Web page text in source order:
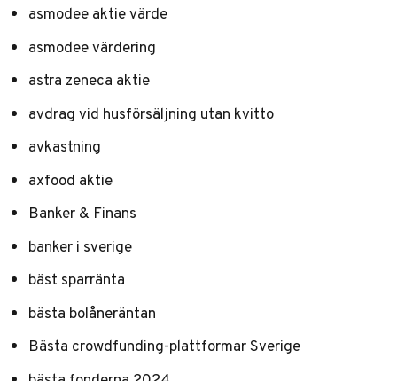
asmodee aktie värde
asmodee värdering
astra zeneca aktie
avdrag vid husförsäljning utan kvitto
avkastning
axfood aktie
Banker & Finans
banker i sverige
bäst sparränta
bästa bolåneräntan
Bästa crowdfunding-plattformar Sverige